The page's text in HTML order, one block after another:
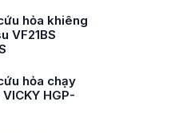
hỏa khiêng
VF21BS
hỏa chạy
HGP-